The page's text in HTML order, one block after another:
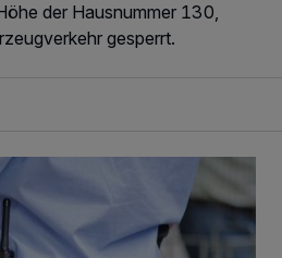
der Hausnummer 130,
gesperrt.
zurück